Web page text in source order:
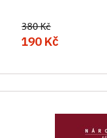
380 Kč
190 Kč